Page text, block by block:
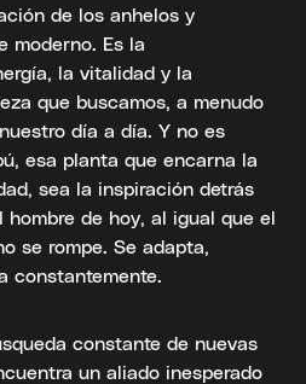
de los anhelos y
moderno. Es la
la vitalidad y la
que buscamos, a menudo
día a día. Y no es
esa planta que encarna la
sea la inspiración detrás
de hoy, al igual que el
se rompe. Se adapta,
constantemente.
constante de nuevas
un aliado inesperado